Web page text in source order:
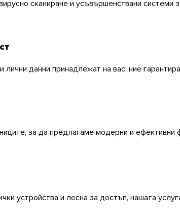
сканиране и усъвършенствани
лични данни принадлежат на вас: ние
за да предлагаме модерни и
устройства и лесна за достъп, нашата